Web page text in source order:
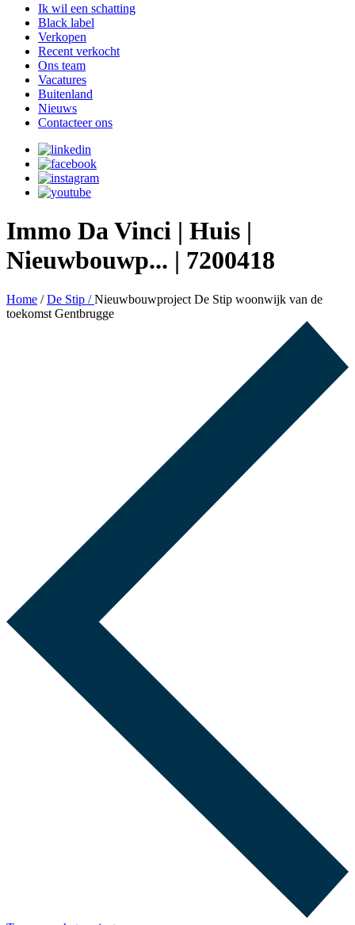
Ik wil een schatting
Black label
Verkopen
Recent verkocht
Ons team
Vacatures
Buitenland
Nieuws
Contacteer ons
Immo Da Vinci | Huis |
Nieuwbouwp... | 7200418
Home / De Stip /Nieuwbouwproject De Stip woonwijk van de
toekomst Gentbrugge